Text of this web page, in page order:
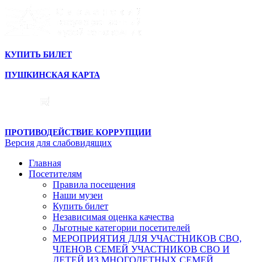
КУПИТЬ БИЛЕТ
ПУШКИНСКАЯ КАРТА
ПРОТИВОДЕЙСТВИЕ КОРРУПЦИИ
Версия для слабовидящих
Главная
Посетителям
Правила посещения
Наши музеи
Купить билет
Независимая оценка качества
Льготные категории посетителей
МЕРОПРИЯТИЯ ДЛЯ УЧАСТНИКОВ СВО,
ЧЛЕНОВ СЕМЕЙ УЧАСТНИКОВ СВО И
ДЕТЕЙ ИЗ МНОГОДЕТНЫХ СЕМЕЙ